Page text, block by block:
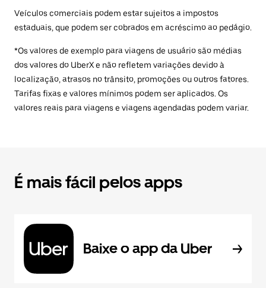
Veículos comerciais podem estar sujeitos a impostos
estaduais, que podem ser cobrados em acréscimo ao pedágio.
*Os valores de exemplo para viagens de usuário são médias
dos valores do UberX e não refletem variações devido à
localização, atrasos no trânsito, promoções ou outros fatores.
Tarifas fixas e valores mínimos podem ser aplicados. Os
valores reais para viagens e viagens agendadas podem variar.
É mais fácil pelos apps
Baixe o app da Uber